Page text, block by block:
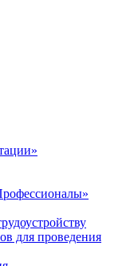
для проведения